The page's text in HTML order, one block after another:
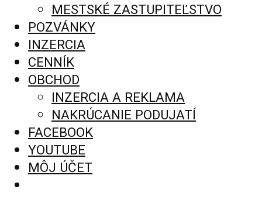
MESTSKÉ ZASTUPITEĽSTVO
POZVÁNKY
INZERCIA
CENNÍK
OBCHOD
INZERCIA A REKLAMA
NAKRÚCANIE PODUJATÍ
FACEBOOK
YOUTUBE
MÔJ ÚČET